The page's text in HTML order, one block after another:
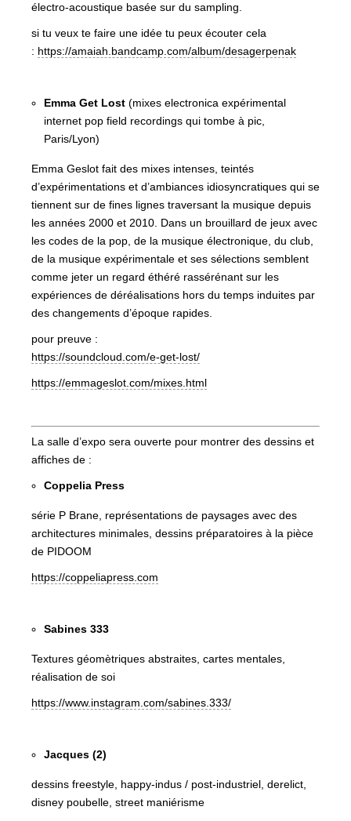
électro-acoustique basée sur du sampling.
si tu veux te faire une idée tu peux écouter cela
: https://amaiah.bandcamp.com/album/desagerpenak
Emma Get Lost (mixes electronica expérimental
internet pop field recordings qui tombe à pic,
Paris/Lyon)
Emma Geslot fait des mixes intenses, teintés
d’expérimentations et d’ambiances idiosyncratiques qui se
tiennent sur de fines lignes traversant la musique depuis
les années 2000 et 2010. Dans un brouillard de jeux avec
les codes de la pop, de la musique électronique, du club,
de la musique expérimentale et ses sélections semblent
comme jeter un regard éthéré rassérénant sur les
expériences de déréalisations hors du temps induites par
des changements d’époque rapides.
pour preuve :
https://soundcloud.com/e-get-lost/
https://emmageslot.com/mixes.html
La salle d’expo sera ouverte pour montrer des dessins et
affiches de :
Coppelia Press
série P Brane, représentations de paysages avec des
architectures minimales, dessins préparatoires à la pièce
de PIDOOM
https://coppeliapress.com
Sabines 333
Textures géomètriques abstraites, cartes mentales,
réalisation de soi
https://www.instagram.com/sabines.333/
Jacques (2)
dessins freestyle, happy-indus / post-industriel, derelict,
disney poubelle, street maniérisme